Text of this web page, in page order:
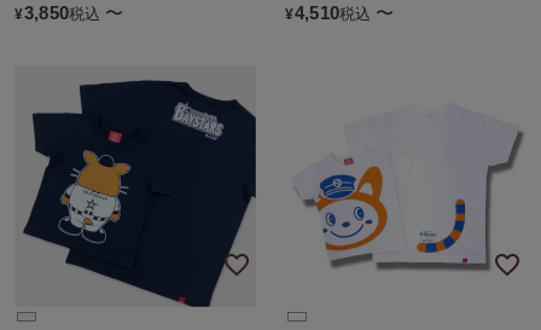
¥3,850税込 〜 ¥4,510税込 〜